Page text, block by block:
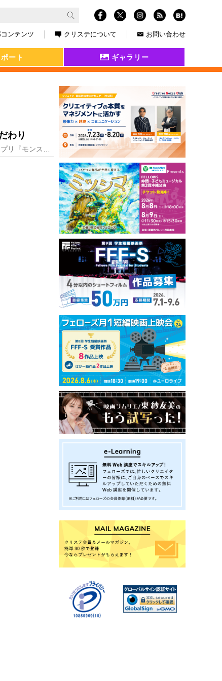
ンテンツ クリステについて お問い合わせ
ポート ギャラリー
わり